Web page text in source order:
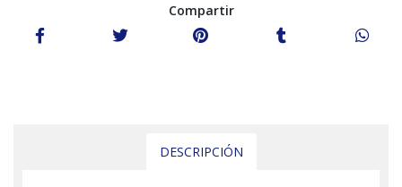
Compartir
DESCRIPCIÓN